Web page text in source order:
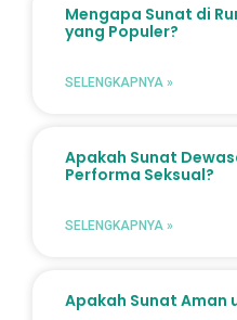
Mengapa Sunat di
yang Populer?
SELENGKAPNYA »
Apakah Sunat
Performa Seksual?
SELENGKAPNYA »
Apakah Sunat Aman